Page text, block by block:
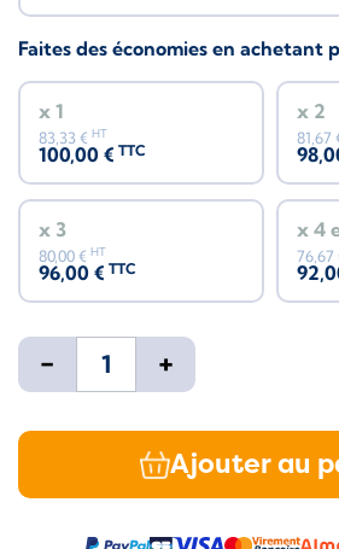
Faites des économies en achetant
x 1
83,33 € HT
100,00 € TTC
x 2
81,67
x 3
80,00 € HT
96,00 € TTC
x 4
76,67
- +
Ajouter au